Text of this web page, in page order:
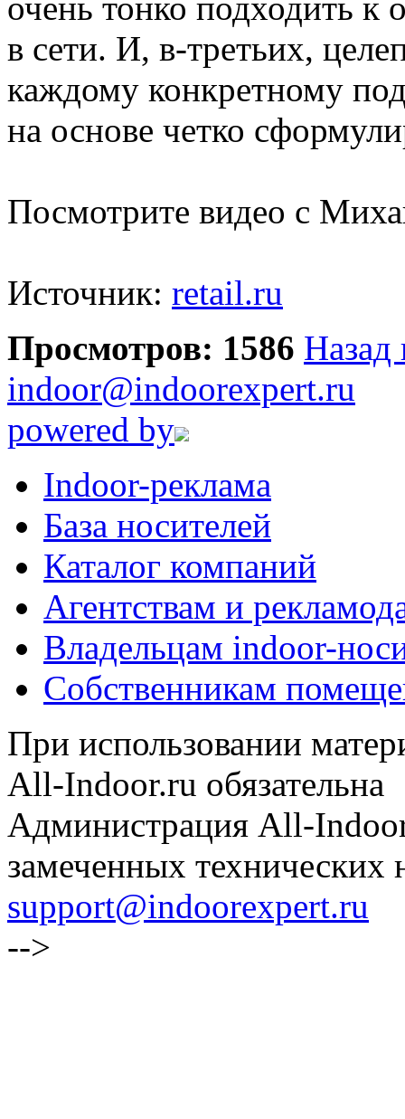
в сети. И, в-третьих,
каждому конкретному
на основе четко
Посмотрите видео с
Источник: retail.ru
Просмотров: 1586 Назад
indoor@indoorexpert.ru
powered by
Indoor-реклама
База носителей
Каталог компаний
Агентствам и
Владельцам indoor-
Собственникам
При использовании
All-Indoor.ru обязательна
Администрация All-
замеченных технических
support@indoorexpert.ru
-->